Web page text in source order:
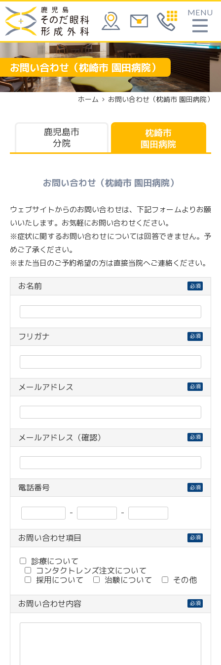
MENU
お問い合わせ（枕崎市 園田病院）
ホーム お問い合わせ（枕崎市 園田病院）
鹿児島市
分院
枕崎市
園田病院
お問い合わせ（枕崎市 園田病院）
ウェブサイトからのお問い合わせは、下記フォームよりお願
いいたします。お気軽にお問い合わせください。
※症状に関するお問い合わせについては回答できません。予
めご了承ください。
※また当日のご予約希望の方は直接当院へご連絡ください。
お名前 必須
フリガナ 必須
メールアドレス 必須
メールアドレス（確認） 必須
電話番号 必須
- -
お問い合わせ項目 必須
診療について
コンタクトレンズ注文について
採用について
治験について その他
お問い合わせ内容 必須